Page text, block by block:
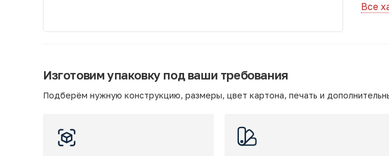
Все
Изготовим упаковку под ваши требования
Подберём нужную конструкцию, размеры, цвет картона, печать и